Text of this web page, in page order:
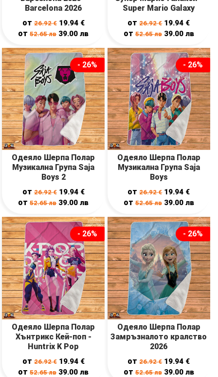
Barcelona 2026
от26.92€ 19.94 €
от52.65лв 39.00лв
Super Mario Galaxy
от26.92€ 19.94 €
от 52.65лв 39.00 лв
- 26%
Одеяло Шерпа Полар
Музикална Група Saja
Boys 2
от26.92€ 19.94 €
от52.65лв 39.00лв
- 26%
Одеяло Шерпа Полар
Музикална Група Saja
Boys
от26.92€ 19.94 €
от 52.65лв 39.00 лв
- 26%
Одеяло Шерпа Полар
Хънтрикс Кей-поп -
Huntrix K Pop
от26.92€ 19.94 €
от52.65лв 39.00лв
- 26%
Одеяло Шерпа Полар
Замръзналото кралство
2026
от26.92€ 19.94 €
от 52.65лв 39.00 лв